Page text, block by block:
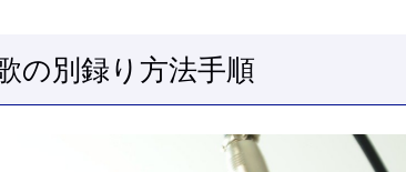
の別録り方法手順